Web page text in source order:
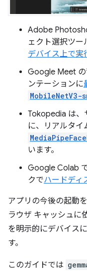
Adobe
ェクト選択ツー
デバイス上で実
Google Meet の
ンテーションに
MobileNetV3-
Tokopedia は、
に、リアルタイ
います。
Google Colab
クでハードディ
アプリの今後の起動
ラウザ キャッシュに
を明示的にデバイス
す。
このガイドでは